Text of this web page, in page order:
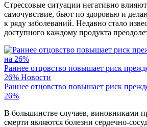
Стрессовые ситуации негативно
самочувствие, бьют по здоровью и
к ряду заболеваний. Недавно стало
доступного каждому продукта
Раннее отцовство повышает риск
26% Новости
Раннее отцовство повышает риск
26%
В большинстве случаев, виновниками
смерти являются болезни сердечно-